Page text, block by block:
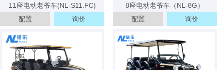
11座电动老爷车(NL-S11.FC)
配置
询价
8座电动老爷车（NL-8G）
配置
询价
3天内 151****0811 已获取报价方案
3天内 157****5911 已获取报价方案